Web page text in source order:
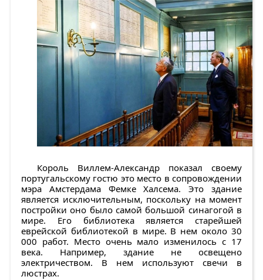
Король Виллем-Александр показал своему
португальскому гостю это место в сопровождении
мэра Амстердама Фемке Халсема. Это здание
является исключительным, поскольку на момент
постройки оно было самой большой синагогой в
мире. Его библиотека является старейшей
еврейской библиотекой в мире. В нем около 30
000 работ. Место очень мало изменилось с 17
века. Например, здание не освещено
электричеством. В нем используют свечи в
люстрах.